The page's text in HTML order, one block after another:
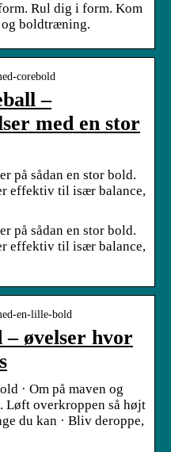
Rul dig i form. Kom
boldtræning.
corebold
–
med en stor
på sådan en stor bold.
effektiv til især balance,
på sådan en stor bold.
effektiv til især balance,
en-lille-bold
øvelser hvor
· Om på maven og
Løft overkroppen så højt
du kan · Bliv deroppe,